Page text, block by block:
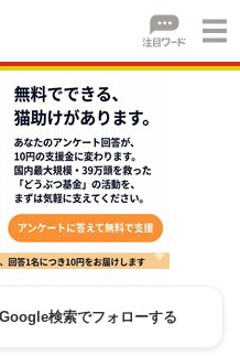
検索でフォローする